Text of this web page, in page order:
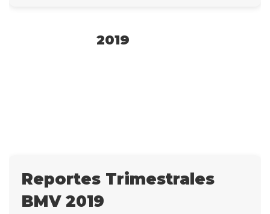
2019
Reportes Trimestrales
BMV 2019